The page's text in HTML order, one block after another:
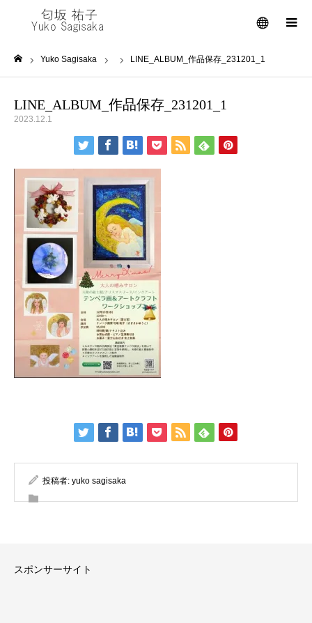
メニュー
Yuko Sagisaka LINE_ALBUM_作品保存_231201_1
LINE_ALBUM_作品保存_231201_1
2023.12.1
投稿者: yuko sagisaka
スポンサーサイト